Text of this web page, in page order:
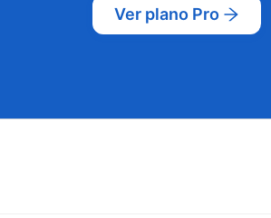
Ver plano Pro